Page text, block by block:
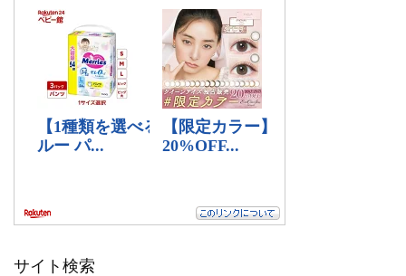
サイト検索